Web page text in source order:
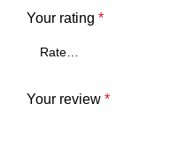
Your rating *
Your review *